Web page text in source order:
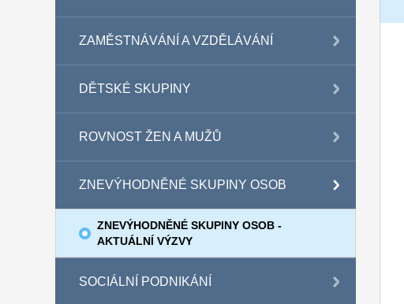
ZAMĚSTNÁVÁNÍ A VZDĚLÁVÁNÍ
DĚTSKÉ SKUPINY
ROVNOST ŽEN A MUŽŮ
ZNEVÝHODNĚNÉ SKUPINY OSOB
ZNEVÝHODNĚNÉ SKUPINY OSOB -
AKTUÁLNÍ VÝZVY
SOCIÁLNÍ PODNIKÁNÍ